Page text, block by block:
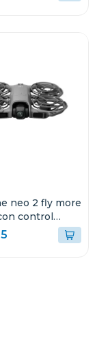
neo 2 fly more
control
n3 en225